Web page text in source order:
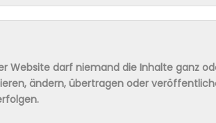
Website darf niemand die Inhalte ganz
ändern, übertragen oder